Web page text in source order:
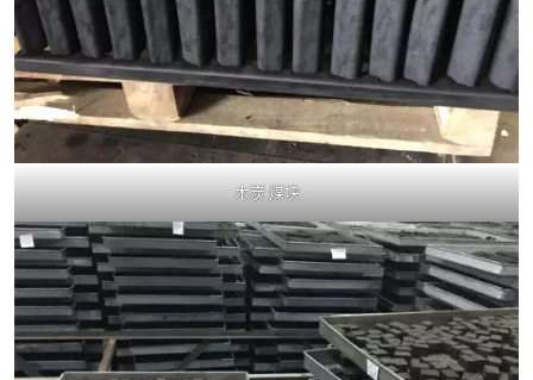
木炭 煤块